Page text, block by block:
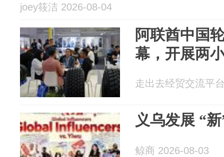
joey筱洁 2026-08-04
阿联酋中国
幕，开展两
走出去经贸交流平
义乌发展 “
鲸商 2026-08-03